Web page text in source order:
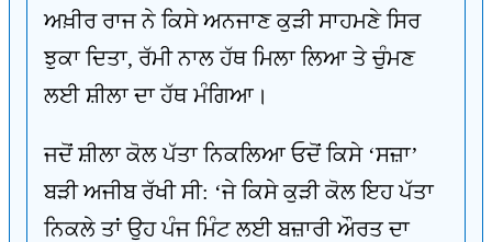
ਅਖ਼ੀਰ ਰਾਜ ਨੇ ਕਿਸੇ ਅਨਜਾਣ ਕੁੜੀ ਸਾਹਮਣੇ ਸਿਰ
ਝੁਕਾ ਦਿਤਾ, ਰੱਮੀ ਨਾਲ ਹੱਥ ਮਿਲਾ ਲਿਆ ਤੇ ਚੁੰਮਣ
ਲਈ ਸ਼ੀਲਾ ਦਾ ਹੱਥ ਮੰਗਿਆ।
ਜਦੋਂ ਸ਼ੀਲਾ ਕੋਲ ਪੱਤਾ ਨਿਕਲਿਆ ਓਦੋਂ ਕਿਸੇ ‘ਸਜ਼ਾ’
ਬੜੀ ਅਜੀਬ ਰੱਖੀ ਸੀ: ‘ਜੇ ਕਿਸੇ ਕੁੜੀ ਕੋਲ ਇਹ ਪੱਤਾ
ਨਿਕਲੇ ਤਾਂ ਉਹ ਪੰਜ ਮਿੰਟ ਲਈ ਬਜ਼ਾਰੀ ਔਰਤ ਦਾ